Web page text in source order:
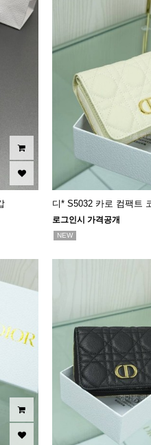
디* S5032 카로 컴팩트
로그인시 가격공개
NEW